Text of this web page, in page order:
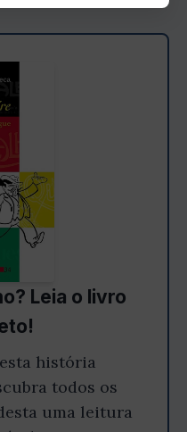
Leia o livro
história
todos os
uma leitura